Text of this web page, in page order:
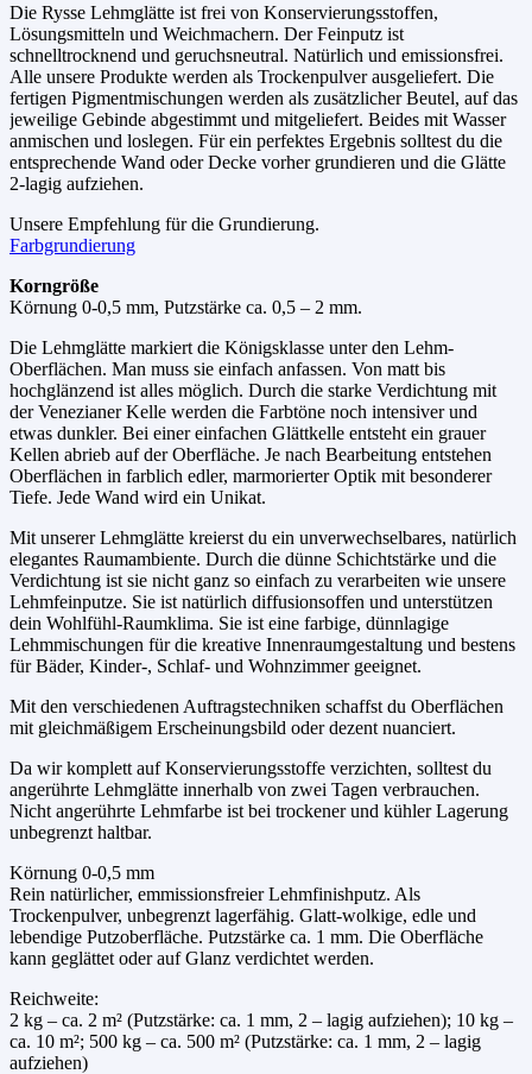
Die Rysse Lehmglätte ist frei von Konservierungsstoffen,
Lösungsmitteln und Weichmachern. Der Feinputz ist
schnelltrocknend und geruchsneutral. Natürlich und emissionsfrei.
Alle unsere Produkte werden als Trockenpulver ausgeliefert. Die
fertigen Pigmentmischungen werden als zusätzlicher Beutel, auf das
jeweilige Gebinde abgestimmt und mitgeliefert. Beides mit Wasser
anmischen und loslegen. Für ein perfektes Ergebnis solltest du die
entsprechende Wand oder Decke vorher grundieren und die Glätte
2-lagig aufziehen.
Unsere Empfehlung für die Grundierung.
Farbgrundierung
Korngröße
Körnung 0-0,5 mm, Putzstärke ca. 0,5 – 2 mm.
Die Lehmglätte markiert die Königsklasse unter den Lehm-
Oberflächen. Man muss sie einfach anfassen. Von matt bis
hochglänzend ist alles möglich. Durch die starke Verdichtung mit
der Venezianer Kelle werden die Farbtöne noch intensiver und
etwas dunkler. Bei einer einfachen Glättkelle entsteht ein grauer
Kellen abrieb auf der Oberfläche. Je nach Bearbeitung entstehen
Oberflächen in farblich edler, marmorierter Optik mit besonderer
Tiefe. Jede Wand wird ein Unikat.
Mit unserer Lehmglätte kreierst du ein unverwechselbares, natürlich
elegantes Raumambiente. Durch die dünne Schichtstärke und die
Verdichtung ist sie nicht ganz so einfach zu verarbeiten wie unsere
Lehmfeinputze. Sie ist natürlich diffusionsoffen und unterstützen
dein Wohlfühl-Raumklima. Sie ist eine farbige, dünnlagige
Lehmmischungen für die kreative Innenraumgestaltung und bestens
für Bäder, Kinder-, Schlaf- und Wohnzimmer geeignet.
Mit den verschiedenen Auftragstechniken schaffst du Oberflächen
mit gleichmäßigem Erscheinungsbild oder dezent nuanciert.
Da wir komplett auf Konservierungsstoffe verzichten, solltest du
angerührte Lehmglätte innerhalb von zwei Tagen verbrauchen.
Nicht angerührte Lehmfarbe ist bei trockener und kühler Lagerung
unbegrenzt haltbar.
Körnung 0-0,5 mm
Rein natürlicher, emmissionsfreier Lehmfinishputz. Als
Trockenpulver, unbegrenzt lagerfähig. Glatt-wolkige, edle und
lebendige Putzoberfläche. Putzstärke ca. 1 mm. Die Oberfläche
kann geglättet oder auf Glanz verdichtet werden.
Reichweite:
2 kg – ca. 2 m² (Putzstärke: ca. 1 mm, 2 – lagig aufziehen); 10 kg –
ca. 10 m²; 500 kg – ca. 500 m² (Putzstärke: ca. 1 mm, 2 – lagig
aufziehen)